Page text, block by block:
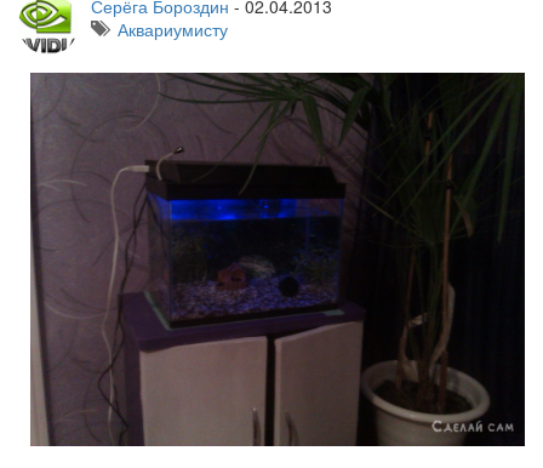
Серёга Бороздин - 02.04.2013
Аквариумисту